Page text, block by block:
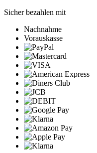
Sicher bezahlen mit
Nachnahme
Vorauskasse